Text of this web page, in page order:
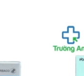
hàng
https://
Call/Zalo:
mặt toàn bộ đội ngũ